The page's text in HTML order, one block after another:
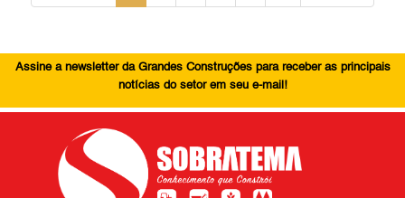
Assine a newsletter da Grandes Construções para receber as principais
notícias do setor em seu e-mail!